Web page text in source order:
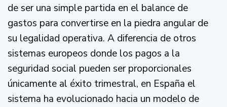
de ser una simple partida en el balance de
gastos para convertirse en la piedra angular de
su legalidad operativa. A diferencia de otros
sistemas europeos donde los pagos a la
seguridad social pueden ser proporcionales
únicamente al éxito trimestral, en España el
sistema ha evolucionado hacia un modelo de